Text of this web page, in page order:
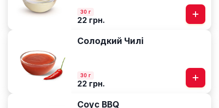
30 г
22 грн.
Солодкий Чилі
30 г
22 грн.
Соус BBQ